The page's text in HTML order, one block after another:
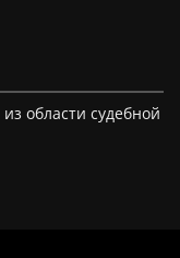
области судебной